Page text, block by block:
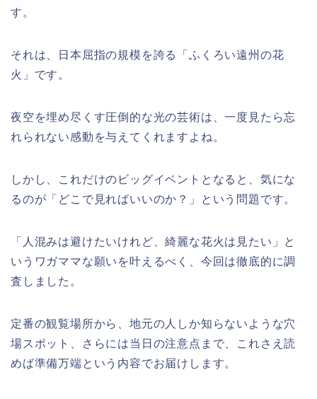
す。
それは、日本屈指の規模を誇る「ふくろい遠州の花
火」です。
夜空を埋め尽くす圧倒的な光の芸術は、一度見たら忘
れられない感動を与えてくれますよね。
しかし、これだけのビッグイベントとなると、気にな
るのが「どこで見ればいいのか？」という問題です。
「人混みは避けたいけれど、綺麗な花火は見たい」と
いうワガママな願いを叶えるべく、今回は徹底的に調
査しました。
定番の観覧場所から、地元の人しか知らないような穴
場スポット、さらには当日の注意点まで、これさえ読
めば準備万端という内容でお届けします。